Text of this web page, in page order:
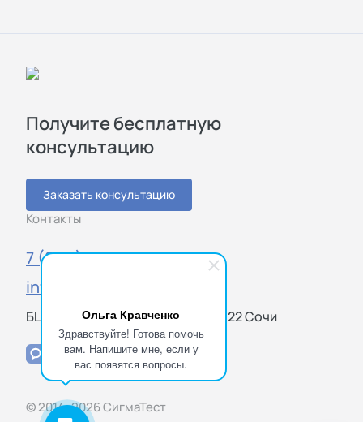
Ольга Кравченко
Здравствуйте! Готова помочь
вам. Напишите мне, если у
вас появятся вопросы.
Получите бесплатную
консультацию
Заказать консультацию
Контакты
7 (800) 100-20-85
info@sigmatest.ru
БЦ «Олимпик», ул. Виноградная 22 Сочи
© 2014–2026 СигмаТест